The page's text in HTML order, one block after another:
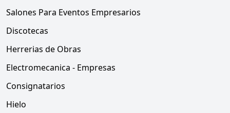
Salones Para Eventos Empresarios
Discotecas
Herrerias de Obras
Electromecanica - Empresas
Consignatarios
Hielo